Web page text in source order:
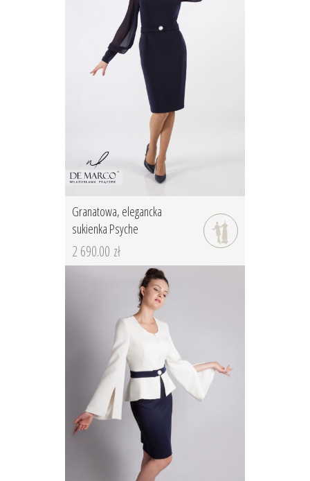
Granatowa, elegancka
sukienka Psyche
2 690.00 zł